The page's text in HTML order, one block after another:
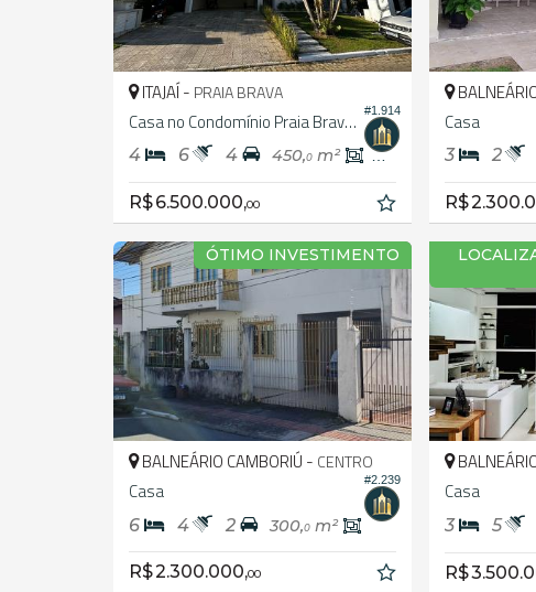
#1.914
ITAJAÍ - PRAIA BRAVA
Casa no Condomínio Praia Brava Horizontal
4 6 4 450,0 m² 270, m²
R$ 6.500.000,00
Casa
3 2
R$
ÓTIMO INVESTIMENTO
#2.239
BALNEÁRIO CAMBORIÚ - CENTRO
Casa
6 4 2 300,0 m²
R$ 2.300.000,00
Casa
3 5
R$